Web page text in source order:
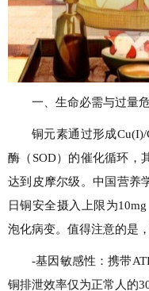
一、生命必需与过量
铜元素通过形成
酶（SOD）的催化循环，
达到皮摩尔级。中国营养
日铜安全摄入上限为
泡化病变。值得注意的是
-基因敏感性：携带
铜排泄效率仅为正常人的